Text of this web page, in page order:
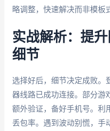
略调整，快速解决而非模板
实战解析：提
细节
选择好后，细节决定成败。
器线路已成功连接。部分游
额外验证，备好手机号。利
丢包率。遇到波动别慌，手